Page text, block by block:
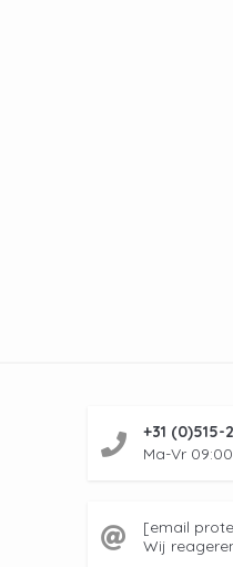
+31 (0)515-
Ma-Vr
[email
Wij